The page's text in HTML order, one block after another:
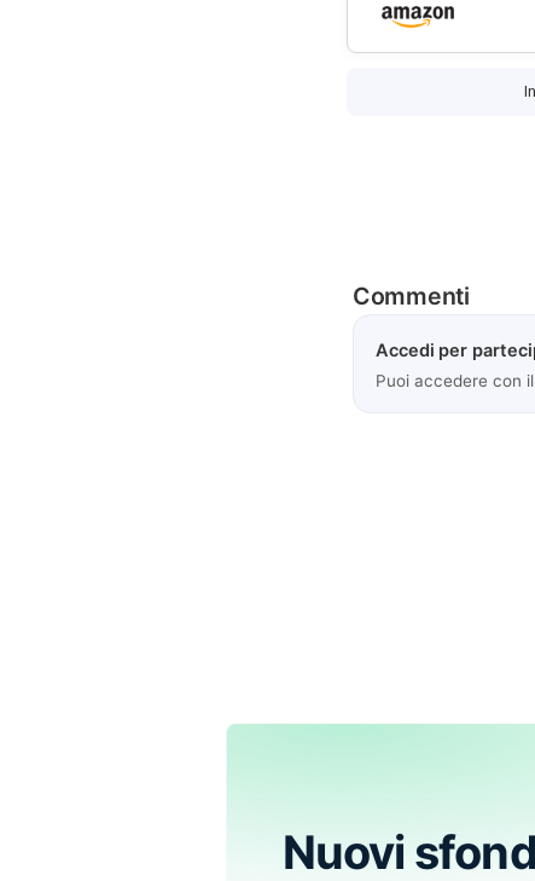
Commenti
Accedi per
Puoi accedere con
Nuovi